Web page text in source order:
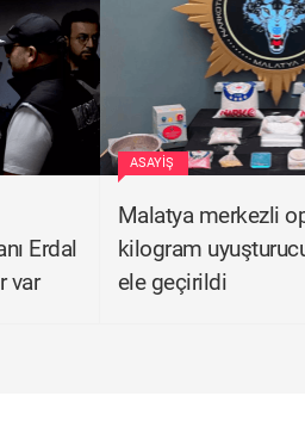
Erdal
var
ASAYIŞ
Malatya merkezli
kilogram
ele geçirildi